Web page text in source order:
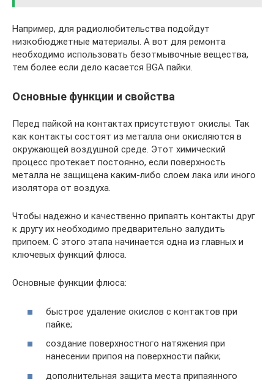
Например, для радиолюбительства подойдут
низкобюджетные материалы. А вот для ремонта
необходимо использовать безотмывочные вещества,
тем более если дело касается BGA пайки.
Основные функции и свойства
Перед пайкой на контактах присутствуют окислы. Так
как контакты состоят из металла они окисляются в
окружающей воздушной среде. Этот химический
процесс протекает постоянно, если поверхность
металла не защищена каким-либо слоем лака или иного
изолятора от воздуха.
Чтобы надежно и качественно припаять контакты друг
к другу их необходимо предварительно залудить
припоем. С этого этапа начинается одна из главных и
ключевых функций флюса.
Основные функции флюса:
быстрое удаление окислов с контактов при
пайке;
создание поверхностного натяжения при
нанесении припоя на поверхности пайки;
дополнительная защита места припаянного